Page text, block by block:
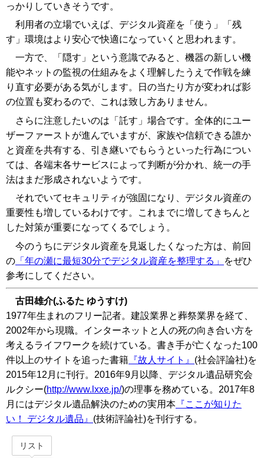
っかりしていきそうです。
利用者の立場でいえば、デジタル資産を「使う」「残
す」環境はより安心で快適になっていくと思われます。
一方で、「隠す」という意識でみると、機器の新しい機
能やネットの監視の仕組みをよく理解したうえで作戦を練
り直す必要がある気がします。日の当たり方が変われば影
の位置も変わるので、これは致し方ありません。
さらに注意したいのは「託す」場合です。全体的にユー
ザーファーストが進んでいますが、家族や信頼できる誰か
と資産を共有する、引き継いでもらうといった行為につい
ては、各端末各サービスによって判断が分かれ、統一の手
法はまだ形成されないようです。
それでいてセキュリティが強固になり、デジタル資産の
重要性も増しているわけです。これまでに増してきちんと
した対策が重要になってくるでしょう。
今のうちにデジタル資産を見返したくなった方は、前回
の 「年の瀬に最短30分でデジタル資産を整理する」
をぜひ
参考にしてください。
古田雄介(ふるた ゆうすけ)
1977年生まれのフリー記者。建設業界と葬祭業界を経て、
2002年から現職。インターネットと人の死の向き合い方を
考えるライフワークを続けている。書き手が亡くなった100
件以上のサイトを追った書籍 『故人サイト』 (社会評論社)を
2015年12月に刊行。2016年9月以降、デジタル遺品研究会
ルクシー(http://www.lxxe.jp/)の理事を務めている。2017年8
月にはデジタル遺品解決のための実用本 『ここが知りた
い！ デジタル遺品』 (技術評論社)を刊行する。
リスト